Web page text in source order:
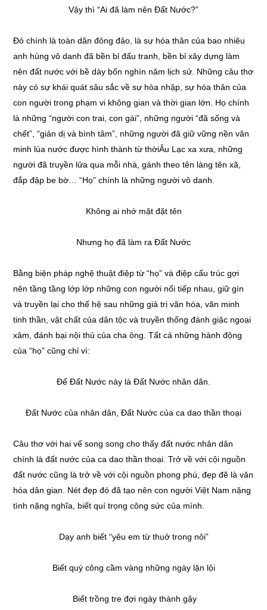
Vậy thì “Ai đã làm nên Đất Nước?”
Đó chính là toàn dân đông đảo, là sự hóa thân của bao nhiêu
anh hùng vô danh đã bền bỉ đấu tranh, bền bỉ xây dựng làm
nên đất nước với bề dày bốn nghìn năm lịch sử. Những câu thơ
này có sự khái quát sâu sắc về sự hòa nhập, sự hóa thân của
con người trong phạm vi không gian và thời gian lớn. Họ chính
là những “người con trai, con gái”, những người “đã sống và
chết”, “giản dị và bình tâm”, những người đã giữ vững nền văn
minh lúa nước được hình thành từ thờiÂu Lạc xa xưa, những
người đã truyền lửa qua mỗi nhà, gánh theo tên làng tên xã,
đắp đập be bờ… “Họ” chính là những người vô danh.
Không ai nhớ mặt đặt tên
Nhưng họ đã làm ra Đất Nước
Bằng biện pháp nghệ thuật điệp từ “họ” và điệp cấu trúc gợi
nên tầng tầng lớp lớp những con người nối tiếp nhau, giữ gìn
và truyền lại cho thế hệ sau những giá trị văn hóa, văn minh
tinh thần, vật chất của dân tộc và truyền thống đánh giặc ngoại
xâm, đánh bại nội thù của cha ông. Tất cả những hành động
của “họ” cũng chỉ vì:
Để Đất Nước này là Đất Nước nhân dân.
Đất Nước của nhân dân, Đất Nước của ca dao thần thoại
Câu thơ với hai vế song song cho thấy đất nước nhân dân
chính là đất nước của ca dao thần thoại. Trở về với cội nguồn
đất nước cũng là trở về với cội nguồn phong phú, đẹp đẽ là văn
hóa dân gian. Nét đẹp đó đã tạo nên con người Việt Nam nặng
tình nặng nghĩa, biết quí trọng công sức của mình.
Dạy anh biết “yêu em từ thuở trong nôi”
Biết quý công cầm vàng những ngày lặn lội
Biết trồng tre đợi ngày thành gậy